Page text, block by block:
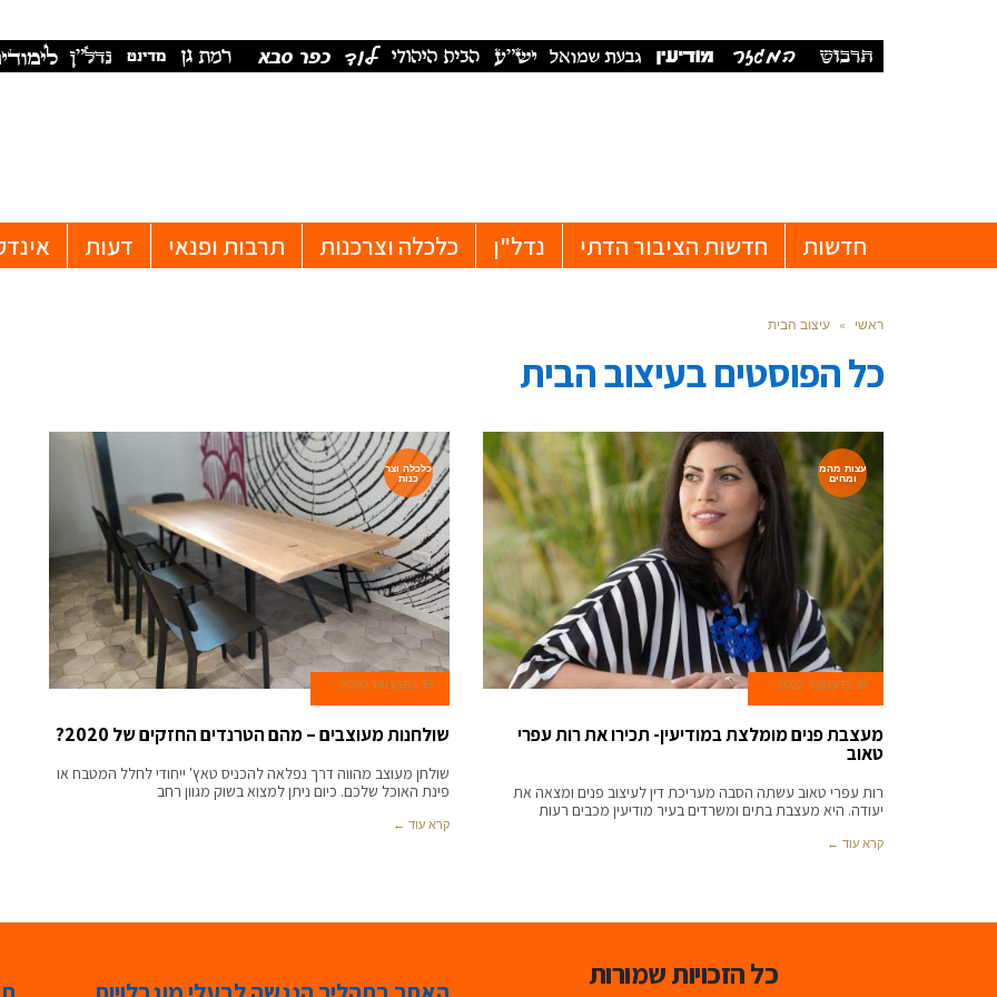
חדשות חדשות הציבור הדתי נדל"ן כלכלה וצרכנות תרבות ופנאי דעות
ראשי » עיצוב הבית
כל הפוסטים בעיצוב הבית
עצות מהמ
ומחים
18 בדצמבר 2022
מעצבת פנים מומלצת במודיעין- תכירו את רות עפרי
טאוב
רות עפרי טאוב עשתה הסבה מעריכת דין לעיצוב פנים ומצאה את
יעודה. היא מעצבת בתים ומשרדים בעיר מודיעין מכבים רעות
קרא עוד ←
כלכלה וצר
כנות
18 בפברואר 2020
שולחנות מעוצבים – מהם הטרנדים החזקים של 2020?
שולחן מעוצב מהווה דרך נפלאה להכניס טאץ' ייחודי לחלל המטבח או
פינת האוכל שלכם. כיום ניתן למצוא בשוק מגוון רחב
קרא עוד ←
כל הזכויות שמורות